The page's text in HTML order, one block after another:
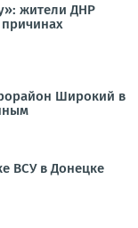
жители ДНР
причинах
Широкий в
ВСУ в Донецке